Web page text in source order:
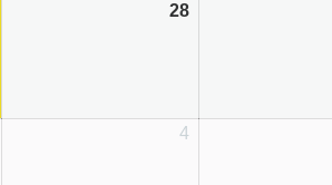
28
4